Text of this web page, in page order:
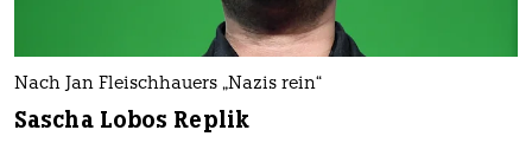
Nach Jan Fleischhauers „Nazis rein“
Sascha Lobos Replik